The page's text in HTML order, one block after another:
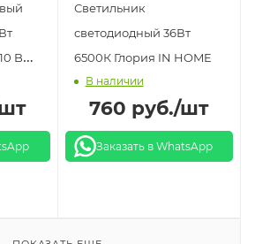
BK
Светильник
светодиодный 36Вт
6500К Глория IN HOME
В наличии
760 руб./шт
Заказать в WhatsApp